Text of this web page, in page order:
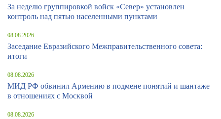
За неделю группировкой войск «Север» установлен
контроль над пятью населенными пунктами
08.08.2026
Заседание Евразийского Межправительственного совета:
итоги
08.08.2026
МИД РФ обвинил Армению в подмене понятий и шантаже
в отношениях с Москвой
08.08.2026